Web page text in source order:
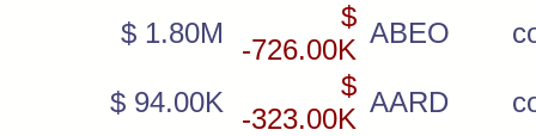
$ 1.80M
$
-726.00K
ABEO
$ 94.00K
$
-323.00K
AARD